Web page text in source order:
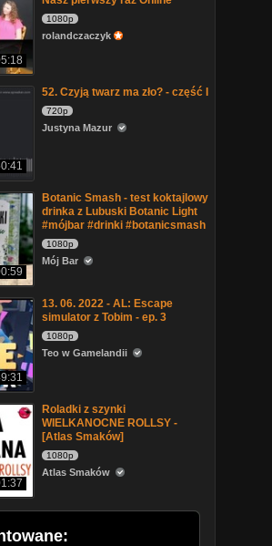
1080p
rolandczaczyk
52. Czyją twarz ma zło? - część I
720p
Justyna Mazur
Botanic Smash - test koktajlowy
drinka z Lubuski Botanic Light
#mójbar #drinki #botanicsmash
1080p
Mój Bar
13. 06. 2022 - AL: Escape
simulator z Tobim - ep. 3
1080p
Teo w Gamelandii
Roladki z szynki
WIELKANOCNE ROLLSY -
[Atlas Smaków]
1080p
Atlas Smaków